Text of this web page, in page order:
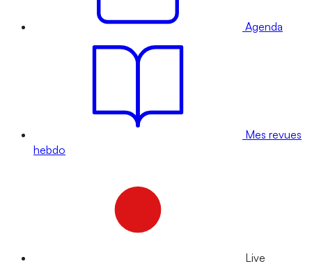
Agenda
Mes revues
hebdo
Live